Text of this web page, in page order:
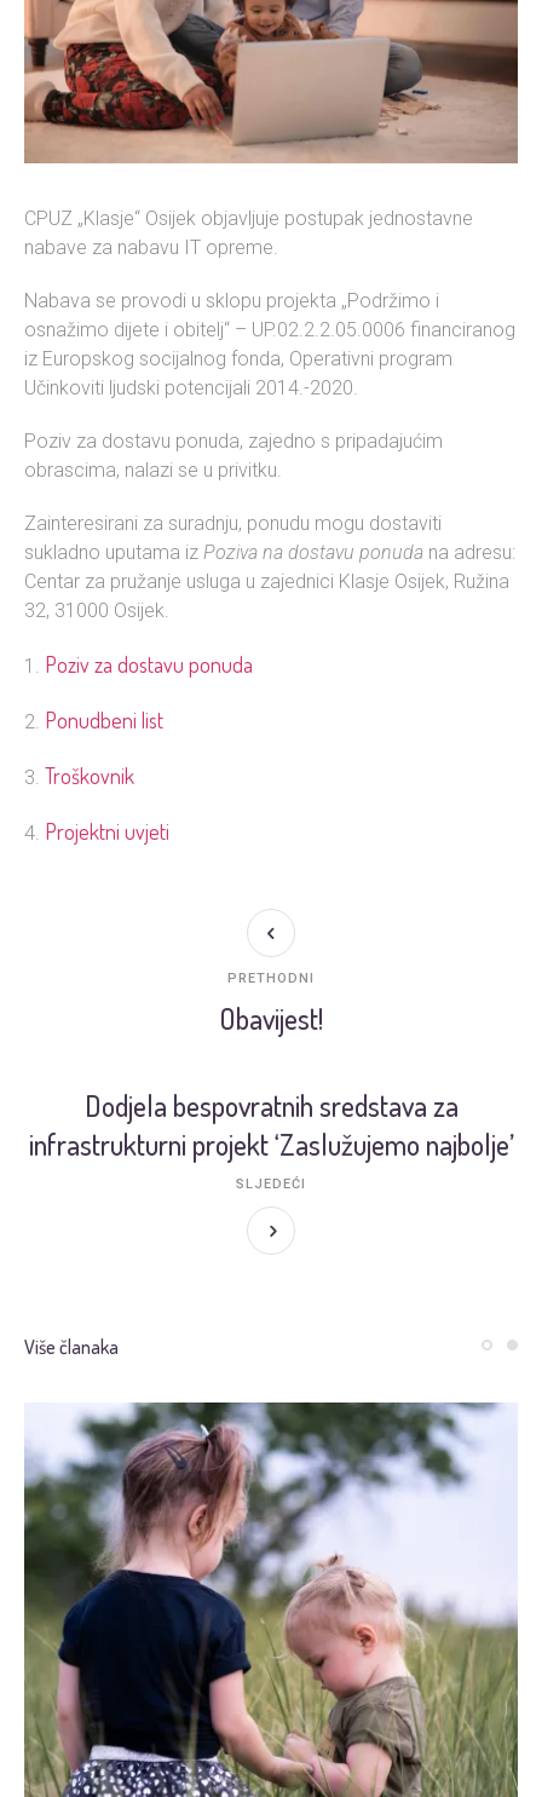
CPUZ „Klasje“ Osijek objavljuje postupak jednostavne
nabave za nabavu IT opreme.
Nabava se provodi u sklopu projekta „Podržimo i
osnažimo dijete i obitelj“ – UP.02.2.2.05.0006 financiranog
iz Europskog socijalnog fonda, Operativni program
Učinkoviti ljudski potencijali 2014.-2020.
Poziv za dostavu ponuda, zajedno s pripadajućim
obrascima, nalazi se u privitku.
Zainteresirani za suradnju, ponudu mogu dostaviti
sukladno uputama iz Poziva na dostavu ponuda na adresu:
Centar za pružanje usluga u zajednici Klasje Osijek, Ružina
32, 31000 Osijek.
1. Poziv za dostavu ponuda
2. Ponudbeni list
3. Troškovnik
4. Projektni uvjeti
Obavijest!
PRETHODNI
Dodjela bespovratnih sredstava za
infrastrukturni projekt ‘Zaslužujemo najbolje’
SLJEDEĆI
Više članaka